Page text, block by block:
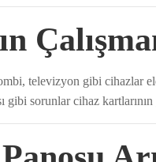
televizyon gibi cihazlar
sorunlar cihaz kartlarının